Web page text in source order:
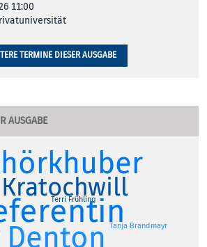
11:00
TERMINE DIESER AUSGABE
AUSGABE
Denton Tanja Brandmayr
Terri Frühling